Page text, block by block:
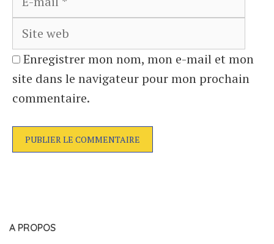
Enregistrer mon nom, mon e-mail et mon
site dans le navigateur pour mon prochain
commentaire.
A PROPOS